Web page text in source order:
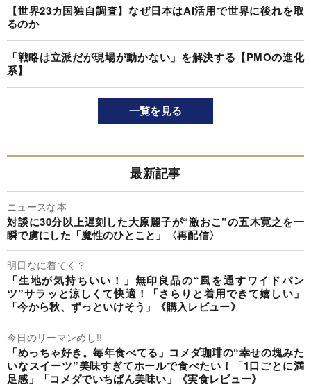
【世界23カ国独自調査】なぜ日本はAI活用で世界に後れを取
るのか
「戦略は立派だが現場が動かない」を解決する【PMOの進化
系】
一覧を見る
最新記事
ニュースな本
対談に30分以上遅刻した大原麗子が“激おこ”の五木寛之を一
瞬で虜にした「魔性のひとこと」〈再配信〉
明日なに着てく？
「生地が気持ちいい！」無印良品の“風を通すワイドパン
ツ”サラッと涼しくて快適！「さらりと着用できて嬉しい」
「今から秋、ずっといけそう」《購入レビュー》
今日のリーマンめし!!
「めっちゃ好き。毎年食べてる」コメダ珈琲の“幸せの塊みた
いなスイーツ”美味すぎてホールで食べたい！「1口ごとに満
足感」「コメダでいちばん美味い」《実食レビュー》